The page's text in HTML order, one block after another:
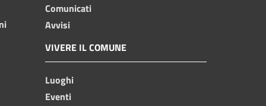
Comunicati
Avvisi
VIVERE IL COMUNE
Luoghi
Eventi